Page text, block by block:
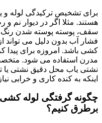
برای تشخیص ترکیدگی لوله و
هستند. مثلا اگر در دیوار نم
سقف، پوسته پوسته شدن رنگ
فشار آب بدون دلیل می تواند
کشی باشد. امروزه برای پیدا
مدرن استفاده می شود.
نشتی یاب محل دقیق نشتی یا
اینکه به کنده کاری و خرابی
چگونه گرفتگی لوله کشی
برطرق کنیم؟